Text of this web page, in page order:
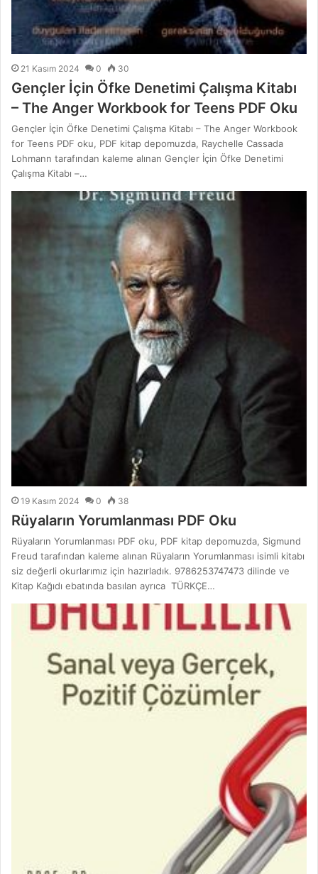
21 Kasım 2024 0 30
Gençler İçin Öfke Denetimi Çalışma Kitabı
– The Anger Workbook for Teens PDF Oku
Gençler İçin Öfke Denetimi Çalışma Kitabı – The Anger Workbook
for Teens PDF oku, PDF kitap depomuzda, Raychelle Cassada
Lohmann tarafından kaleme alınan Gençler İçin Öfke Denetimi
Çalışma Kitabı –…
19 Kasım 2024 0 38
Rüyaların Yorumlanması PDF Oku
Rüyaların Yorumlanması PDF oku, PDF kitap depomuzda, Sigmund
Freud tarafından kaleme alınan Rüyaların Yorumlanması isimli kitabı
siz değerli okurlarımız için hazırladık. 9786253747473 dilinde ve
Kitap Kağıdı ebatında basılan ayrıca TÜRKÇE…